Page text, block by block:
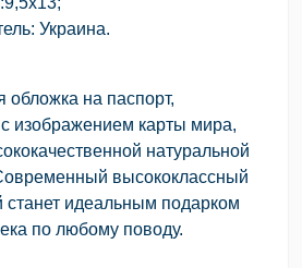
Украина.
обложка на паспорт,
с изображением карты мира,
натуральной
высококлассный
станет идеальным подарком
по любому поводу.